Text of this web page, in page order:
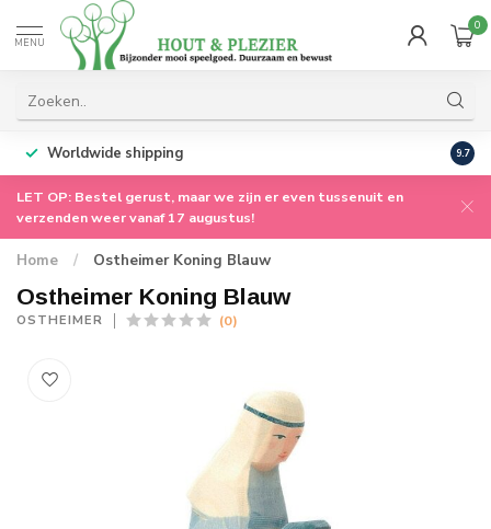
MENU
0
Worldwide shipping 9.7
LET OP: Bestel gerust, maar we zijn er even tussenuit en
verzenden weer vanaf 17 augustus!
Home / Ostheimer Koning Blauw
Ostheimer Koning Blauw
OSTHEIMER (0)